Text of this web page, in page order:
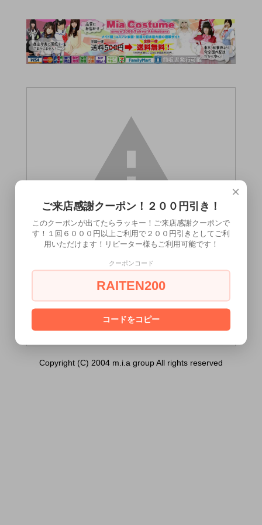
り竿玉）は18歳未満の方には販売できませ
[ はい ] [ いいえ ]
Copyright (C) 2004 m.i.a group All rights reserved
×
ご来店感謝クーポン！２００円引き！
このクーポンが出てたらラッキー！ご来店感謝クーポンで
す！１回６０００円以上ご利用で２００円引きとしてご利
用いただけます！リピーター様もご利用可能です！
クーポンコード
RAITEN200
コードをコピー